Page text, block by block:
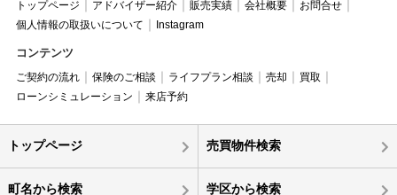
トップページ アドバイザー紹介 販売実績 会社概要
お問合せ
個人情報の取扱いについて
Instagram
コンテンツ
ご契約の流れ 保険のご相談 ライフプラン相談 売却
買取
ローンシミュレーション
来店予約
トップページ 売買物件検索
町名から検索 学区から検索